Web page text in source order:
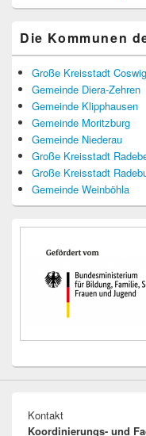
Die Kommunen
Große Kreisstadt Coswig
Gemeinde Diera-Zehren
Gemeinde Klipphausen
Gemeinde Moritzburg
Gemeinde Niederau
Große Kreisstadt
Große Kreisstadt
Gemeinde Weinböhla
Kontakt
Koordinierungs- und